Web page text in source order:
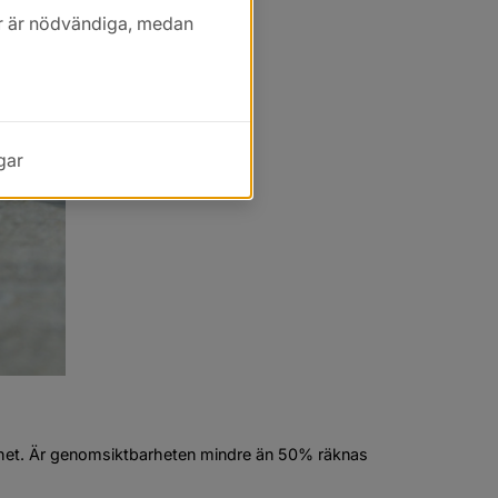
Är genomsiktbarheten mindre än 50% räknas
nödvändiga, medan